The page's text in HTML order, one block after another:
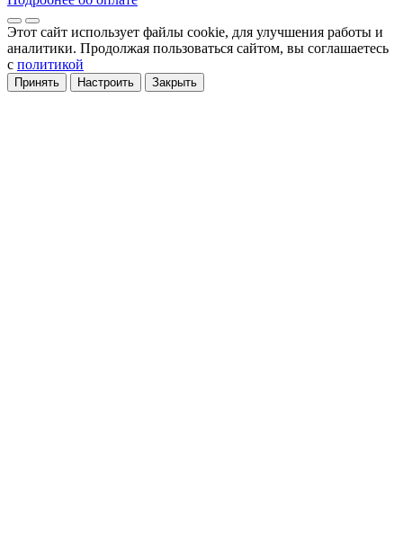
Этот сайт использует файлы cookie, для улучшения работы и
аналитики. Продолжая пользоваться сайтом, вы соглашаетесь
с политикой
Принять Настроить Закрыть